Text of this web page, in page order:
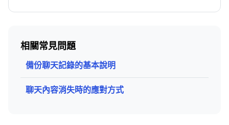
相關常見問題
備份聊天記錄的基本說明
聊天內容消失時的應對方式